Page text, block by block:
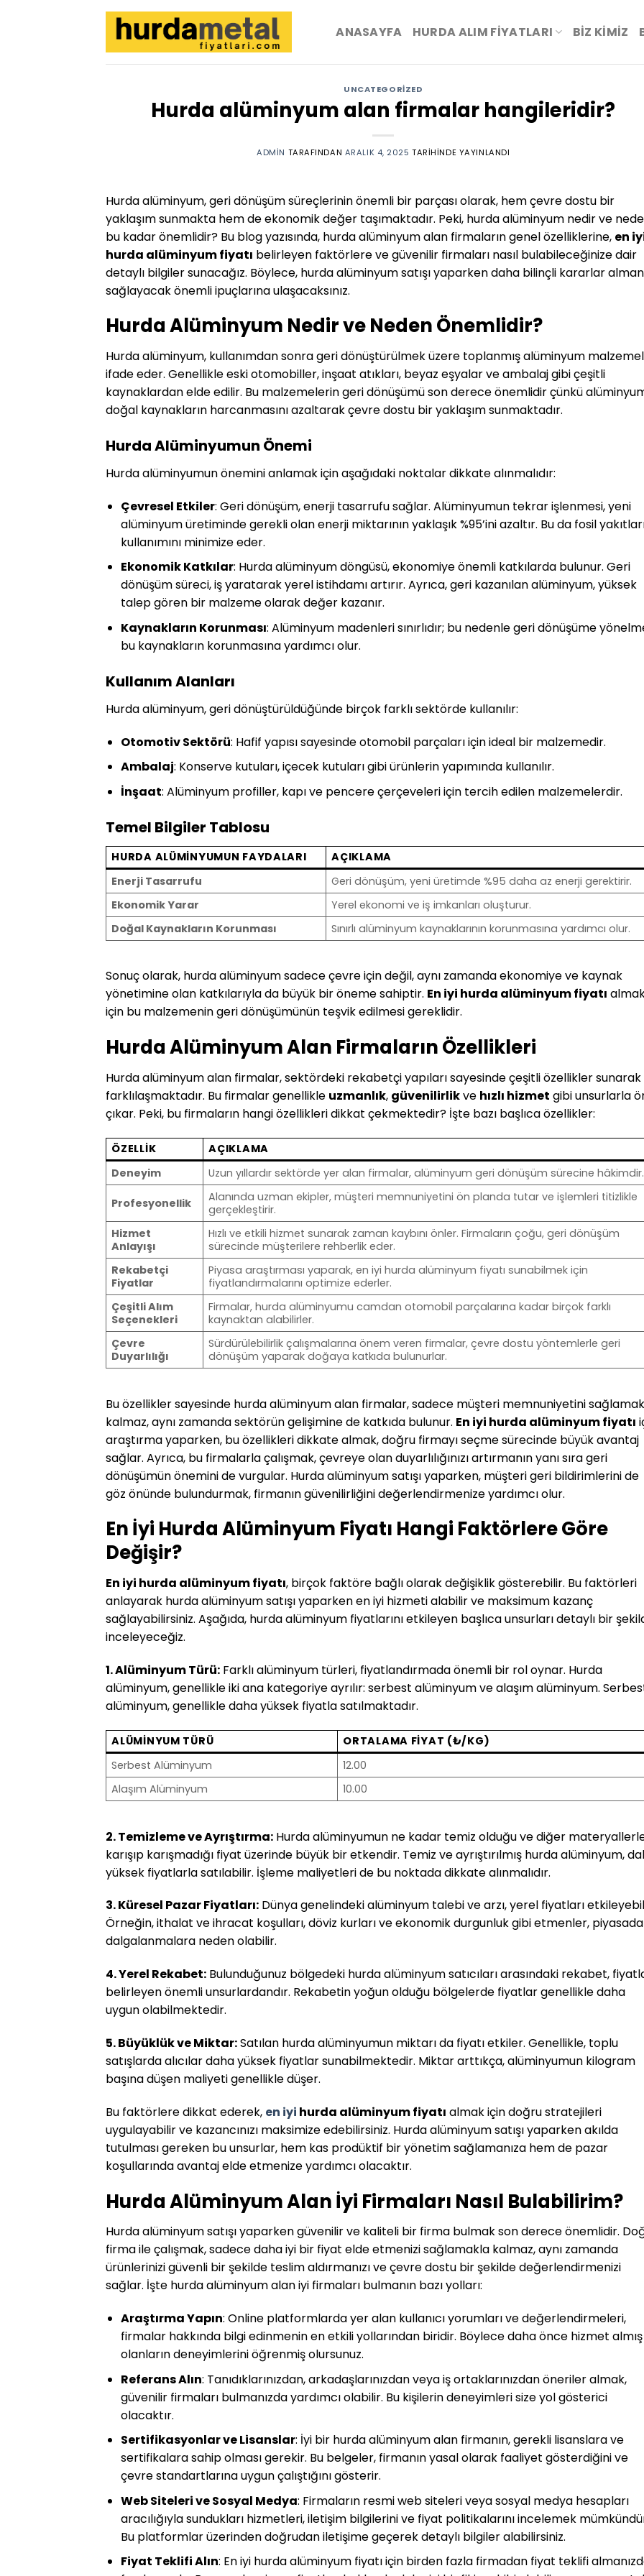
ANASAYFA HURDA ALIM FİYATLARI BIZ KIMIZ
UNCATEGORIZED
Hurda alüminyum alan firmalar hangileridir?
ADMIN TARAFINDAN ARALIK 4, 2025 TARIHINDE YAYINLANDI
Hurda alüminyum, geri dönüşüm süreçlerinin önemli bir parçası olarak, hem çevre dostu bir
yaklaşım sunmakta hem de ekonomik değer taşımaktadır. Peki, hurda alüminyum nedir ve
bu kadar önemlidir? Bu blog yazısında, hurda alüminyum alan firmaların genel özelliklerine, en
hurda alüminyum fiyatı belirleyen faktörlere ve güvenilir firmaları nasıl bulabileceğinize dair
detaylı bilgiler sunacağız. Böylece, hurda alüminyum satışı yaparken daha bilinçli kararlar
sağlayacak önemli ipuçlarına ulaşacaksınız.
Hurda Alüminyum Nedir ve Neden Önemlidir?
Hurda alüminyum, kullanımdan sonra geri dönüştürülmek üzere toplanmış alüminyum
ifade eder. Genellikle eski otomobiller, inşaat atıkları, beyaz eşyalar ve ambalaj gibi çeşitli
kaynaklardan elde edilir. Bu malzemelerin geri dönüşümü son derece önemlidir çünkü
doğal kaynakların harcanmasını azaltarak çevre dostu bir yaklaşım sunmaktadır.
Hurda Alüminyumun Önemi
Hurda alüminyumun önemini anlamak için aşağıdaki noktalar dikkate alınmalıdır:
Çevresel Etkiler: Geri dönüşüm, enerji tasarrufu sağlar. Alüminyumun tekrar işlenmesi, yeni
alüminyum üretiminde gerekli olan enerji miktarının yaklaşık %95’ini azaltır. Bu da fosil
kullanımını minimize eder.
Ekonomik Katkılar: Hurda alüminyum döngüsü, ekonomiye önemli katkılarda bulunur. Geri
dönüşüm süreci, iş yaratarak yerel istihdamı artırır. Ayrıca, geri kazanılan alüminyum, yüksek
talep gören bir malzeme olarak değer kazanır.
Kaynakların Korunması: Alüminyum madenleri sınırlıdır; bu nedenle geri dönüşüme
bu kaynakların korunmasına yardımcı olur.
Kullanım Alanları
Hurda alüminyum, geri dönüştürüldüğünde birçok farklı sektörde kullanılır:
Otomotiv Sektörü: Hafif yapısı sayesinde otomobil parçaları için ideal bir malzemedir.
Ambalaj: Konserve kutuları, içecek kutuları gibi ürünlerin yapımında kullanılır.
İnşaat: Alüminyum profiller, kapı ve pencere çerçeveleri için tercih edilen malzemelerdir.
Temel Bilgiler Tablosu
HURDA ALÜMINYUMUN FAYDALARI
AÇIKLAMA
Enerji Tasarrufu
Geri dönüşüm, yeni üretimde %95 daha az enerji gerektirir.
Ekonomik Yarar
Yerel ekonomi ve iş imkanları oluşturur.
Doğal Kaynakların Korunması
Sınırlı alüminyum kaynaklarının korunmasına yardımcı olur.
Sonuç olarak, hurda alüminyum sadece çevre için değil, aynı zamanda ekonomiye ve kaynak
yönetimine olan katkılarıyla da büyük bir öneme sahiptir. En iyi hurda alüminyum fiyatı
için bu malzemenin geri dönüşümünün teşvik edilmesi gereklidir.
Hurda Alüminyum Alan Firmaların Özellikleri
Hurda alüminyum alan firmalar, sektördeki rekabetçi yapıları sayesinde çeşitli özellikler sunarak
farklılaşmaktadır. Bu firmalar genellikle uzmanlık, güvenilirlikve hızlı hizmet gibi unsurlarla
çıkar. Peki, bu firmaların hangi özellikleri dikkat çekmektedir? İşte bazı başlıca özellikler:
ÖZELLIK
AÇIKLAMA
Deneyim
Uzun yıllardır sektörde yer alan firmalar, alüminyum geri dönüşüm sürecine hâkimdir.
Profesyonellik
Alanında uzman ekipler, müşteri memnuniyetini ön planda tutar ve işlemleri titizlikle
gerçekleştirir.
Hizmet
Anlayışı
Hızlı ve etkili hizmet sunarak zaman kaybını önler. Firmaların çoğu, geri dönüşüm
sürecinde müşterilere rehberlik eder.
Rekabetçi
Fiyatlar
Piyasa araştırması yaparak, en iyi hurda alüminyum fiyatı sunabilmek için
fiyatlandırmalarını optimize ederler.
Çeşitli Alım
Seçenekleri
Firmalar, hurda alüminyumu camdan otomobil parçalarına kadar birçok farklı
kaynaktan alabilirler.
Çevre
Duyarlılığı
Sürdürülebilirlik çalışmalarına önem veren firmalar, çevre dostu yöntemlerle geri
dönüşüm yaparak doğaya katkıda bulunurlar.
Bu özellikler sayesinde hurda alüminyum alan firmalar, sadece müşteri memnuniyetini
kalmaz, aynı zamanda sektörün gelişimine de katkıda bulunur. En iyi hurda alüminyum fiyatı
araştırma yaparken, bu özellikleri dikkate almak, doğru firmayı seçme sürecinde büyük avantaj
sağlar. Ayrıca, bu firmalarla çalışmak, çevreye olan duyarlılığınızı artırmanın yanı sıra geri
dönüşümün önemini de vurgular. Hurda alüminyum satışı yaparken, müşteri geri bildirimlerini de
göz önünde bulundurmak, firmanın güvenilirliğini değerlendirmenize yardımcı olur.
En İyi Hurda Alüminyum Fiyatı Hangi Faktörlere Göre
Değişir?
En iyi hurda alüminyum fiyatı, birçok faktöre bağlı olarak değişiklik gösterebilir. Bu faktörleri
anlayarak hurda alüminyum satışı yaparken en iyi hizmeti alabilir ve maksimum kazanç
sağlayabilirsiniz. Aşağıda, hurda alüminyum fiyatlarını etkileyen başlıca unsurları detaylı bir
inceleyeceğiz.
1. Alüminyum Türü: Farklı alüminyum türleri, fiyatlandırmada önemli bir rol oynar. Hurda
alüminyum, genellikle iki ana kategoriye ayrılır: serbest alüminyum ve alaşım alüminyum.
alüminyum, genellikle daha yüksek fiyatla satılmaktadır.
ALÜMINYUM TÜRÜ
ORTALAMA FIYAT (₺/KG)
Serbest Alüminyum
12.00
Alaşım Alüminyum
10.00
2. Temizleme ve Ayrıştırma: Hurda alüminyumun ne kadar temiz olduğu ve diğer
karışıp karışmadığı fiyat üzerinde büyük bir etkendir. Temiz ve ayrıştırılmış hurda alüminyum,
yüksek fiyatlarla satılabilir. İşleme maliyetleri de bu noktada dikkate alınmalıdır.
3. Küresel Pazar Fiyatları: Dünya genelindeki alüminyum talebi ve arzı, yerel fiyatları
Örneğin, ithalat ve ihracat koşulları, döviz kurları ve ekonomik durgunluk gibi etmenler, piyasada
dalgalanmalara neden olabilir.
4. Yerel Rekabet: Bulunduğunuz bölgedeki hurda alüminyum satıcıları arasındaki rekabet,
belirleyen önemli unsurlardandır. Rekabetin yoğun olduğu bölgelerde fiyatlar genellikle daha
uygun olabilmektedir.
5. Büyüklük ve Miktar:Satılan hurda alüminyumun miktarı da fiyatı etkiler. Genellikle, toplu
satışlarda alıcılar daha yüksek fiyatlar sunabilmektedir. Miktar arttıkça, alüminyumun kilogram
başına düşen maliyeti genellikle düşer.
Bu faktörlere dikkat ederek, en iyi hurda alüminyum fiyatı almak için doğru stratejileri
uygulayabilir ve kazancınızı maksimize edebilirsiniz. Hurda alüminyum satışı yaparken akılda
tutulması gereken bu unsurlar, hem kas prodüktif bir yönetim sağlamanıza hem de pazar
koşullarında avantaj elde etmenize yardımcı olacaktır.
Hurda Alüminyum Alan İyi Firmaları Nasıl Bulabilirim?
Hurda alüminyum satışı yaparken güvenilir ve kaliteli bir firma bulmak son derece önemlidir.
firma ile çalışmak, sadece daha iyi bir fiyat elde etmenizi sağlamakla kalmaz, aynı zamanda
ürünlerinizi güvenli bir şekilde teslim aldırmanızı ve çevre dostu bir şekilde değerlendirmenizi
sağlar. İşte hurda alüminyum alan iyi firmaları bulmanın bazı yolları:
Araştırma Yapın: Online platformlarda yer alan kullanıcı yorumları ve değerlendirmeleri,
firmalar hakkında bilgi edinmenin en etkili yollarından biridir. Böylece daha önce hizmet almış
olanların deneyimlerini öğrenmiş olursunuz.
Referans Alın: Tanıdıklarınızdan, arkadaşlarınızdan veya iş ortaklarınızdan öneriler almak,
güvenilir firmaları bulmanızda yardımcı olabilir. Bu kişilerin deneyimleri size yol gösterici
olacaktır.
Sertifikasyonlar ve Lisanslar: İyi bir hurda alüminyum alan firmanın, gerekli lisanslara ve
sertifikalara sahip olması gerekir. Bu belgeler, firmanın yasal olarak faaliyet gösterdiğini ve
çevre standartlarına uygun çalıştığını gösterir.
Web Siteleri ve Sosyal Medya: Firmaların resmi web siteleri veya sosyal medya hesapları
aracılığıyla sundukları hizmetleri, iletişim bilgilerini ve fiyat politikalarını incelemek
Bu platformlar üzerinden doğrudan iletişime geçerek detaylı bilgiler alabilirsiniz.
Fiyat Teklifi Alın: En iyi hurda alüminyum fiyatı için birden fazla firmadan fiyat teklifi